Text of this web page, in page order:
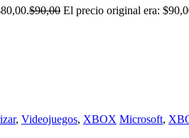
$90,00 El precio original era:
, Videojuegos, XBOX Microsoft,